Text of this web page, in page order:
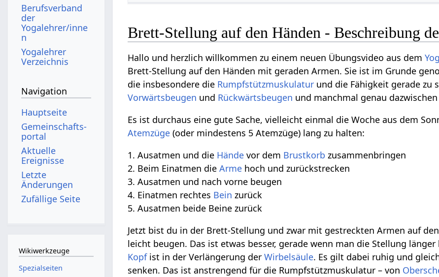
Brett-Stellung auf den Händen - Beschreibung
Hallo und herzlich willkommen zu einem neuen Übungsvideo aus dem
Brett-Stellung auf den Händen mit geraden Armen. Sie ist im Grunde
die insbesondere die Rumpfstützmuskulatur und die Fähigkeit gerade zu
Vorwärtsbeugen und Rückwärtsbeugen und manchmal genau
Es ist durchaus eine gute Sache, vielleicht einmal die Woche aus dem
Atemzüge (oder mindestens 5 Atemzüge) lang zu halten:
1. Ausatmen und die Hände vor dem Brustkorb zusammenbringen
2. Beim Einatmen dieArme hoch und zurückstrecken
3. Ausatmen und nach vorne beugen
4. Einatmen rechtes Bein zurück
5. Ausatmen beide Beine zurück
Jetzt bist du in der Brett-Stellung und zwar mit gestreckten Armen auf
leicht beugen. Das ist etwas besser, gerade wenn man die Stellung
Kopfist in der Verlängerung derWirbelsäule. Es gilt dabei ruhig und
senken. Das ist anstrengend für die Rumpfstützmuskulatur – von
Berufsverband
der
Yogalehrer/inne
n
Yogalehrer
Verzeichnis
Navigation
Hauptseite
Gemeinschafts­
portal
Aktuelle
Ereignisse
Letzte
Änderungen
Zufällige Seite
Wikiwerkzeuge
Spezialseiten